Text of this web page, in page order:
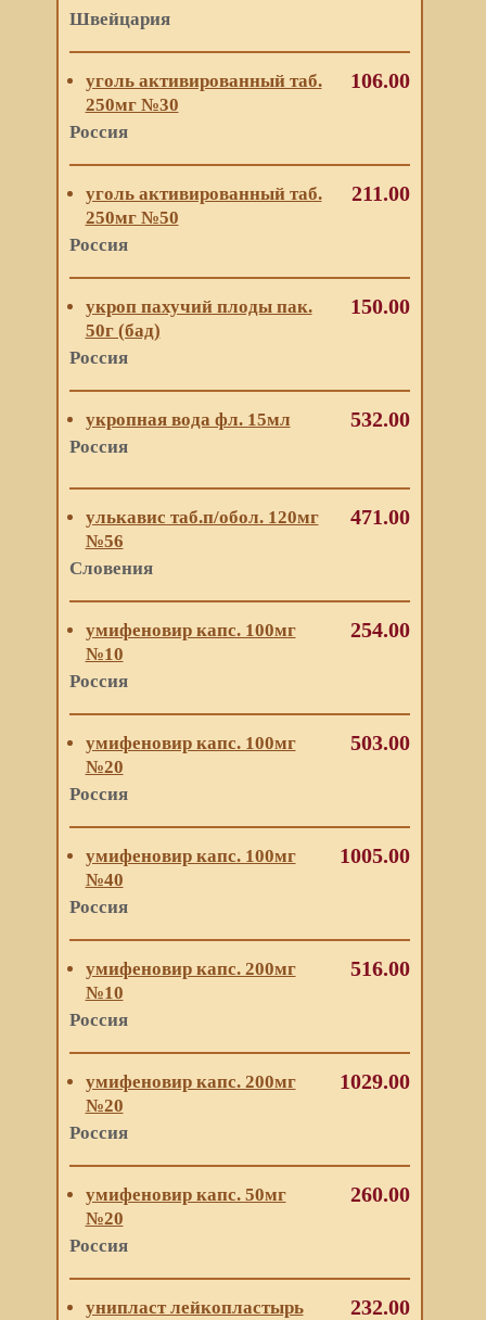
Швейцария
уголь активированный таб.
250мг №30
Россия
106.00
уголь активированный таб.
250мг №50
Россия
211.00
укроп пахучий плоды пак.
50г (бад)
Россия
150.00
укропная вода фл. 15мл
Россия
532.00
улькавис таб.п/обол. 120мг
№56
Словения
471.00
умифеновир капс. 100мг
№10
Россия
254.00
умифеновир капс. 100мг
№20
Россия
503.00
умифеновир капс. 100мг
№40
Россия
1005.00
умифеновир капс. 200мг
№10
Россия
516.00
умифеновир капс. 200мг
№20
Россия
1029.00
умифеновир капс. 50мг
№20
Россия
260.00
унипласт лейкопластырь
232.00